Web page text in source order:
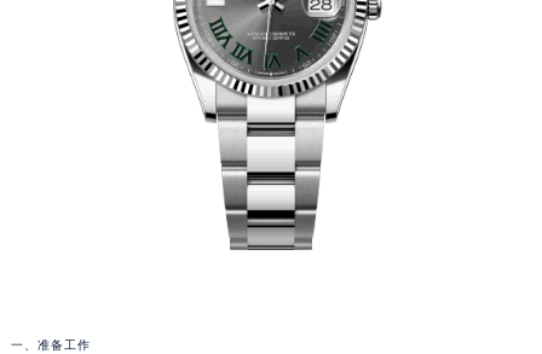
一、准备工作